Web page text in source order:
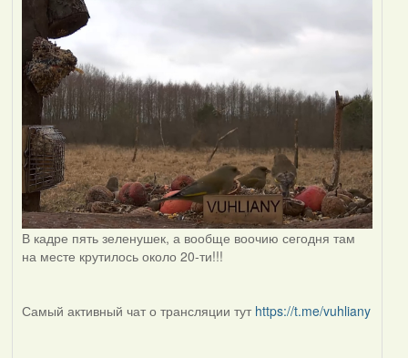
В кадре пять зеленушек, а вообще воочию сегодня там
на месте крутилось около 20-ти!!!
Самый активный чат о трансляции тут https://t.me/vuhliany